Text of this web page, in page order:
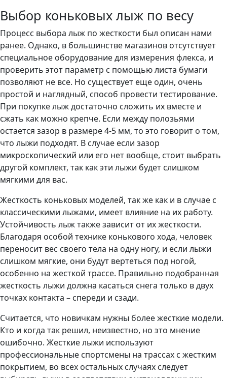
Выбор коньковых лыж по весу
Процесс выбора лыж по жесткости был описан нами
ранее. Однако, в большинстве магазинов отсутствует
специальное оборудование для измерения флекса, и
проверить этот параметр с помощью листа бумаги
позволяют не все. Но существует еще один, очень
простой и наглядный, способ провести тестирование.
При покупке лыж достаточно сложить их вместе и
сжать как можно крепче. Если между полозьями
остается зазор в размере 4-5 мм, то это говорит о том,
что лыжи подходят. В случае если зазор
микроскопический или его нет вообще, стоит выбрать
другой комплект, так как эти лыжи будет слишком
мягкими для вас.
Жесткость коньковых моделей, так же как и в случае с
классическими лыжами, имеет влияние на их работу.
Устойчивость лыж также зависит от их жесткости.
Благодаря особой технике конькового хода, человек
переносит вес своего тела на одну ногу, и если лыжи
слишком мягкие, они будут вертеться под ногой,
особенно на жесткой трассе. Правильно подобранная
жесткость лыжи должна касаться снега только в двух
точках контакта – спереди и сзади.
Считается, что новичкам нужны более жесткие модели.
Кто и когда так решил, неизвестно, но это мнение
ошибочно. Жесткие лыжи используют
профессиональные спортсмены на трассах с жестким
покрытием, во всех остальных случаях следует